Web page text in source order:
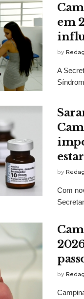
em
by
A
by
Com
by